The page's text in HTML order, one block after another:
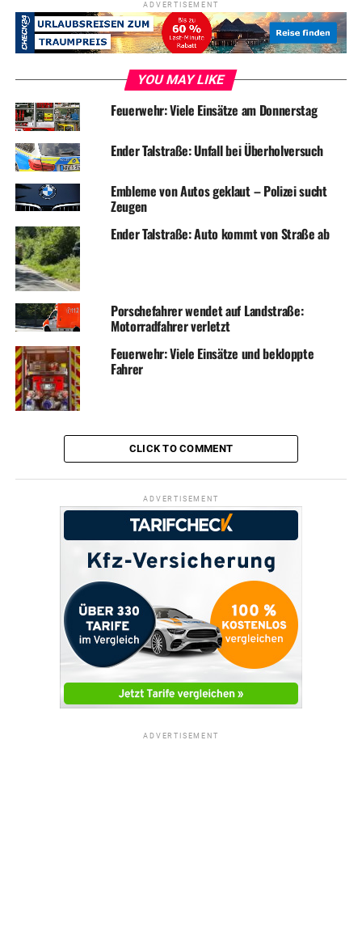
bitte unter der 02333-9166-0 an uns
RELATED TOPICS: BLAULICHT DIEBSTAHL
EINBRUCH
Zwei Verletzte nach Unfall
Unfallflucht mit großem Schaden: DNA-Spur führt zur
Täterin
ADVERTISEMENT
YOU MAY LIKE
Feuerwehr: Viele Einsätze am Donnerstag
Ender Talstraße: Unfall bei Überholversuch
Embleme von Autos geklaut – Polizei sucht
Zeugen
Ender Talstraße: Auto kommt von Straße ab
Porschefahrer wendet auf Landstraße:
Motorradfahrer verletzt
Feuerwehr: Viele Einsätze und bekloppte
Fahrer
CLICK TO COMMENT
ADVERTISEMENT
ADVERTISEMENT